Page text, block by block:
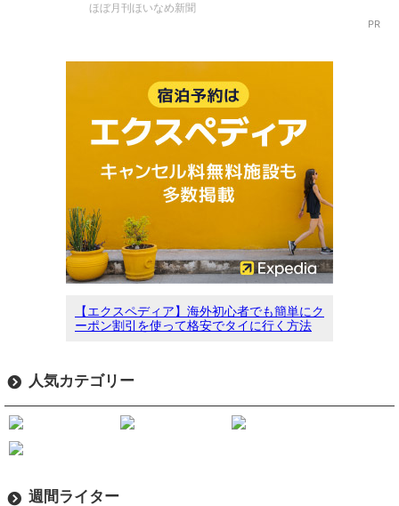
ほぼ月刊ほいなめ新聞
PR
【エクスペディア】海外初心者でも簡単にク
ーポン割引を使って格安でタイに行く方法
人気カテゴリー
週間ライター